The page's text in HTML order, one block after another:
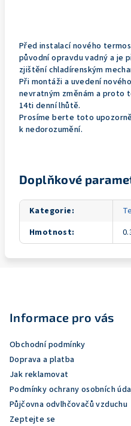
Před instalací nového
původní opravdu vadný a je
zjištění chladírenským
Při montáži a uvedení
nevratným změnám a
14ti denní lhůtě.
Prosíme berte toto
k nedorozumění.
Doplňkové
Kategorie:
Hmotnost:
Informace pro vás
Obchodní podmínky
Doprava a platba
Jak reklamovat
Podmínky ochrany osobních
Půjčovna odvlhčovačů vzduchu
Zeptejte se